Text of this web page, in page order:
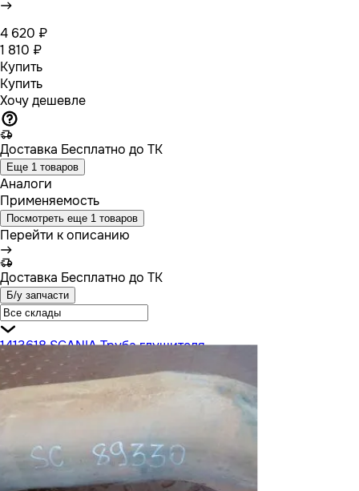
4 620 ₽
1 810 ₽
Купить
Купить
Хочу дешевле
Доставка Бесплатно до ТК
Еще 1 товаров
Аналоги
Применяемость
Посмотреть еще 1 товаров
Перейти к описанию
Доставка Бесплатно до ТК
Б/у запчасти
1413618 SCANIA Труба глушителя